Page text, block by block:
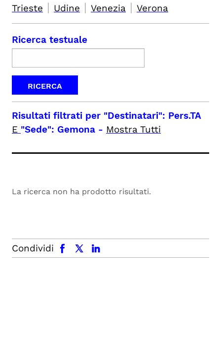
Trieste | Udine | Venezia | Verona
Ricerca testuale
Risultati filtrati per "Destinatari": Pers.TA
E "Sede": Gemona - Mostra Tutti
La ricerca non ha prodotto risultati.
Condividi
facebook x.com linkedin